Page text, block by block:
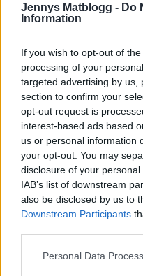
Jennys Matblogg - Do
Information
If you wish to opt-out of
processing of your
targeted advertising by us,
section to confirm your
opt-out request is
interest-based ads based
us or personal information
your opt-out. You may
disclosure of your
IAB’s list of downstream
also be disclosed by us to
Downstream Participants
Personal Data
Ingen sjöstjärna har
ett par sekunder över
tillbaka den i böljan den